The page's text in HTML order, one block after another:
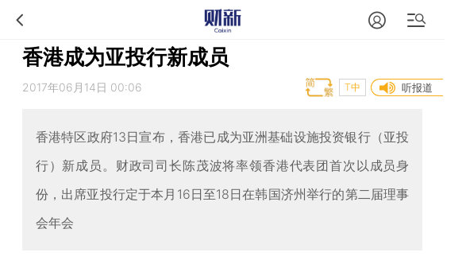
香港成为亚投行新成员
2017年06月14日 00:06 听报道
T中
香港特区政府13日宣布，香港已成为亚洲基础设施投资银行（亚投
行）新成员。财政司司长陈茂波将率领香港代表团首次以成员身
份，出席亚投行定于本月16日至18日在韩国济州举行的第二届理事
会年会